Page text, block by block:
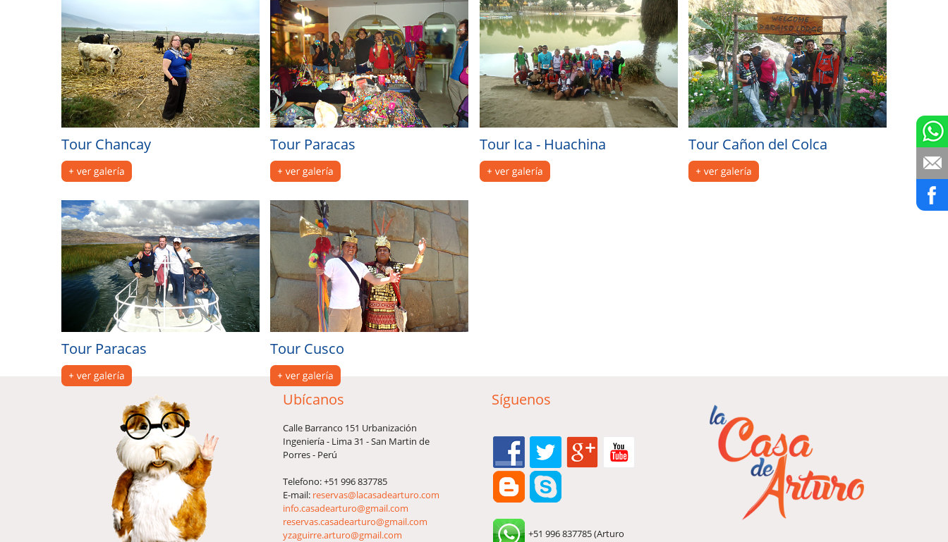
Tour Chancay Tour Paracas Tour Ica - Huachina Tour Cañon del Colca
Tour Paracas Tour Cusco
Ubícanos
Calle Barranco 151 Urbanización
Ingeniería - Lima 31 - San Martin de
Porres - Perú
Telefono: +51 996 837785
E-mail: reservas@lacasadearturo.com
info.casadearturo@gmail.com
reservas.casadearturo@gmail.com
yzaguirre.arturo@gmail.com
Síguenos
+51 996 837785 (Arturo